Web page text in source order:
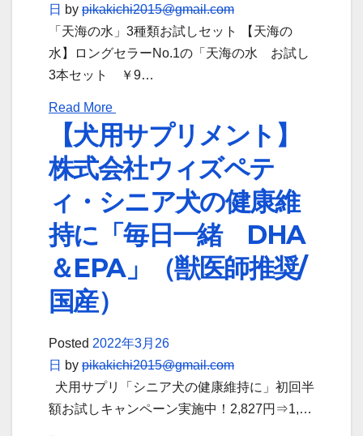
日 by pikakichi2015@gmail.com
「天海の水」3種類お試しセット 【天海の
水】ロングセラーNo.1の「天海の水 お試し
3本セット ￥9…
Read More
【犬用サプリメント】
株式会社ウィズペテ
ィ・シニア犬の健康維
持に「毎日一緒 DHA
＆EPA」（獣医師推奨/
国産）
Posted 2022年3月26
日 by pikakichi2015@gmail.com
犬用サプリ「シニア犬の健康維持に」初回半
額お試しキャンペーン実施中！2,827円⇒1,…